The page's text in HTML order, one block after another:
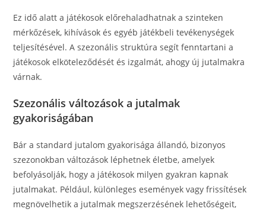
Ez idő alatt a játékosok előrehaladhatnak a szinteken
mérkőzések, kihívások és egyéb játékbeli tevékenységek
teljesítésével. A szezonális struktúra segít fenntartani a
játékosok elköteleződését és izgalmát, ahogy új jutalmakra
várnak.
Szezonális változások a jutalmak
gyakoriságában
Bár a standard jutalom gyakorisága állandó, bizonyos
szezonokban változások léphetnek életbe, amelyek
befolyásolják, hogy a játékosok milyen gyakran kapnak
jutalmakat. Például, különleges események vagy frissítések
megnövelhetik a jutalmak megszerzésének lehetőségeit,